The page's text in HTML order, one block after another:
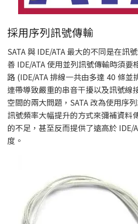
採用序列訊號傳輸
SATA 與 IDE/ATA 最大的不同是在訊
善 IDE/ATA 使用並列訊號傳輸時須要
路 (IDE/ATA 排線一共由多達 40 條並
連帶導致嚴重的串音干擾以及訊號線
空間的兩大問題，SATA 改為使用序
訊號頻率大幅提升的方式來彌補資料
的不足，甚至反而提供了遠高於 IDE/
度。